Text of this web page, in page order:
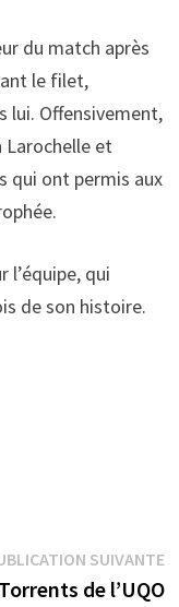
du match après
le filet,
lui. Offensivement,
Larochelle et
qui ont permis aux
l’équipe, qui
de son histoire.
SUIVANTE
de l’UQO